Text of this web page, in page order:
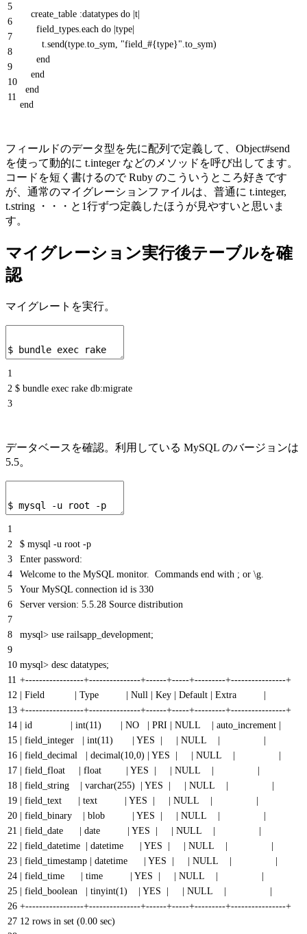
5
6
7
8
9
10
11
create_table :datatypes do |t|
field_types each do |type|
t send(type to_sym "field_#{type}" to_sym)
end
end
end
end
フィールドのデータ型を先に配列で定義して、Object#send
を使って動的に t.integer などのメソッドを呼び出してます。
コードを短く書けるので Ruby のこういうところ好きです
が、通常のマイグレーションファイルは、普通に t.integer,
t.string ・・・と1行ずつ定義したほうが見やすいと思いま
す。
マイグレーション実行後テーブルを確
認
マイグレートを実行。
1
2
3
$ bundle exec rake db:migrate
データベースを確認。利用している MySQL のバージョンは
5.5。
1
2
3
4
5
6
7
8
9
10
11
12
13
14
15
16
17
18
19
20
21
22
23
24
25
26
27
$ mysql -u root -p
Enter password:
Welcome to the MySQL monitor. Commands end with ; or \g.
Your MySQL connection id is 330
Server version: 5.5.28 Source distribution
mysql> use railsapp_development;
mysql> desc datatypes;
+-----------------+---------------+------+-----+---------+----------------+
| Field | Type | Null | Key | Default | Extra |
+-----------------+---------------+------+-----+---------+----------------+
| id | int(11) | NO | PRI | NULL | auto_increment |
| field_integer | int(11) | YES | | NULL | |
| field_decimal | decimal(10,0) | YES | | NULL | |
| field_float | float | YES | | NULL | |
| field_string | varchar(255) | YES | | NULL | |
| field_text | text | YES | | NULL | |
| field_binary | blob | YES | | NULL | |
| field_date | date | YES | | NULL | |
| field_datetime | datetime | YES | | NULL | |
| field_timestamp | datetime | YES | | NULL | |
| field_time | time | YES | | NULL | |
| field_boolean | tinyint(1) | YES | | NULL | |
+-----------------+---------------+------+-----+---------+----------------+
12 rows in set (0.00 sec)